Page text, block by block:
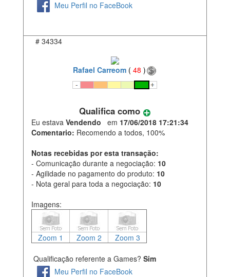
Meu Perfil no FaceBook
# 34334
Rafael Carreom ( 48 )
Qualifica como
Eu estava Vendendo em 17/06/2018 17:21:34
Comentario: Recomendo a todos, 100%
Notas recebidas por esta transação:
- Comunicação durante a negociação: 10
- Agilidade no pagamento do produto: 10
- Nota geral para toda a negociação: 10
Imagens:
Zoom 1 Zoom 2 Zoom 3
Qualificação referente a Games? Sim
Meu Perfil no FaceBook